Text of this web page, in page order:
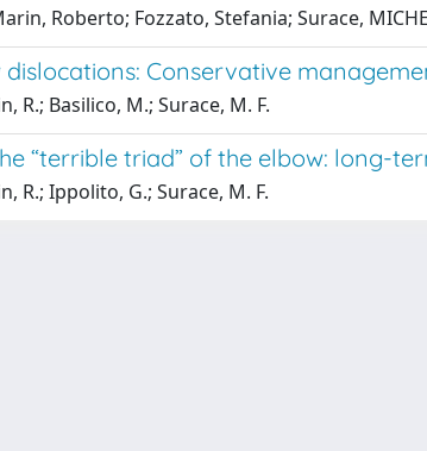
Roberto; Fozzato, Stefania; Surace,
Conservative
R.; Basilico, M.; Surace, M. F.
“terrible triad” of the elbow: long-
R.; Ippolito, G.; Surace, M. F.